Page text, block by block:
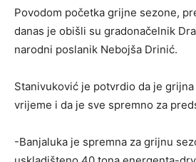
Povodom početka grijne sezone,
danas je obišli su gradonačelnik
narodni poslanik Nebojša Drinić.
Stanivuković je potvrdio da je
vrijeme i da je sve spremno za
-Banjaluka je spremna za grijnu